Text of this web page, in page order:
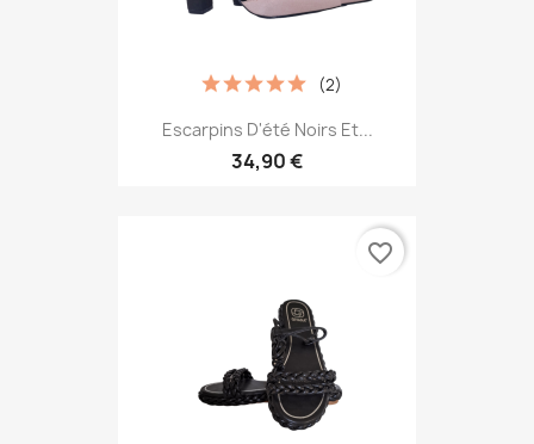
Escarpins D'été Noirs Et...
34,90 €
(2)
favorite_border